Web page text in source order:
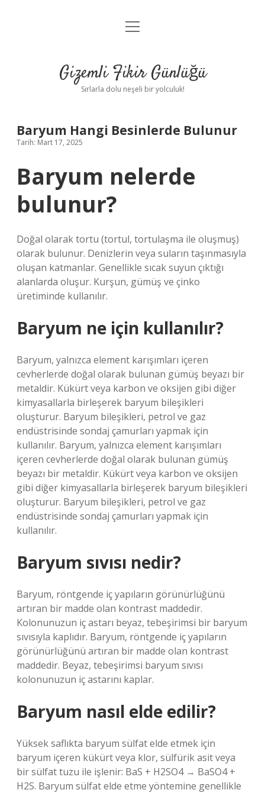
Anasayfa
Yasal Uyarı
menüyü
Gizemli Fikir Günlüğü
Sırlarla dolu neşeli bir yolculuk!
Baryum Hangi Besinlerde Bulunur
Tarih: Mart 17, 2025
Baryum nelerde
bulunur?
Doğal olarak tortu (tortul, tortulaşma ile oluşmuş)
olarak bulunur. Denizlerin veya suların taşınmasıyla
oluşan katmanlar. Genellikle sıcak suyun çıktığı
alanlarda oluşur. Kurşun, gümüş ve çinko
üretiminde kullanılır.
Baryum ne için kullanılır?
Baryum, yalnızca element karışımları içeren
cevherlerde doğal olarak bulunan gümüş beyazı bir
metaldir. Kükürt veya karbon ve oksijen gibi diğer
kimyasallarla birleşerek baryum bileşikleri
oluşturur. Baryum bileşikleri, petrol ve gaz
endüstrisinde sondaj çamurları yapmak için
kullanılır. Baryum, yalnızca element karışımları
içeren cevherlerde doğal olarak bulunan gümüş
beyazı bir metaldir. Kükürt veya karbon ve oksijen
gibi diğer kimyasallarla birleşerek baryum bileşikleri
oluşturur. Baryum bileşikleri, petrol ve gaz
endüstrisinde sondaj çamurları yapmak için
kullanılır.
Baryum sıvısı nedir?
Baryum, röntgende iç yapıların görünürlüğünü
artıran bir madde olan kontrast maddedir.
Kolonunuzun iç astarı beyaz, tebeşirimsi bir baryum
sıvısıyla kaplıdır. Baryum, röntgende iç yapıların
görünürlüğünü artıran bir madde olan kontrast
maddedir. Beyaz, tebeşirimsi baryum sıvısı
kolonunuzun iç astarını kaplar.
Baryum nasıl elde edilir?
Yüksek saflıkta baryum sülfat elde etmek için
baryum içeren kükürt veya klor, sülfürik asit veya
bir sülfat tuzu ile işlenir: BaS + H2SO4 → BaSO4 +
H2S. Baryum sülfat elde etme yöntemine genellikle